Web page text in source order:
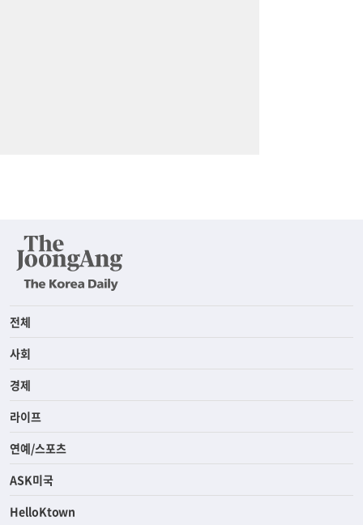
전체
사회
경제
라이프
연예/스포츠
ASK미국